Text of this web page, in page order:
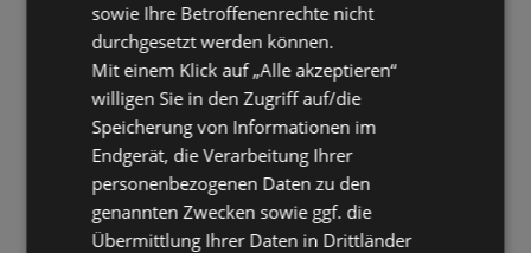
sowie Ihre Betroffenenrechte nicht
durchgesetzt werden können.
Mit einem Klick auf „Alle akzeptieren“
willigen Sie in den Zugriff auf/die
Speicherung von Informationen im
Endgerät, die Verarbeitung Ihrer
personenbezogenen Daten zu den
genannten Zwecken sowie ggf. die
Übermittlung Ihrer Daten in Drittländer